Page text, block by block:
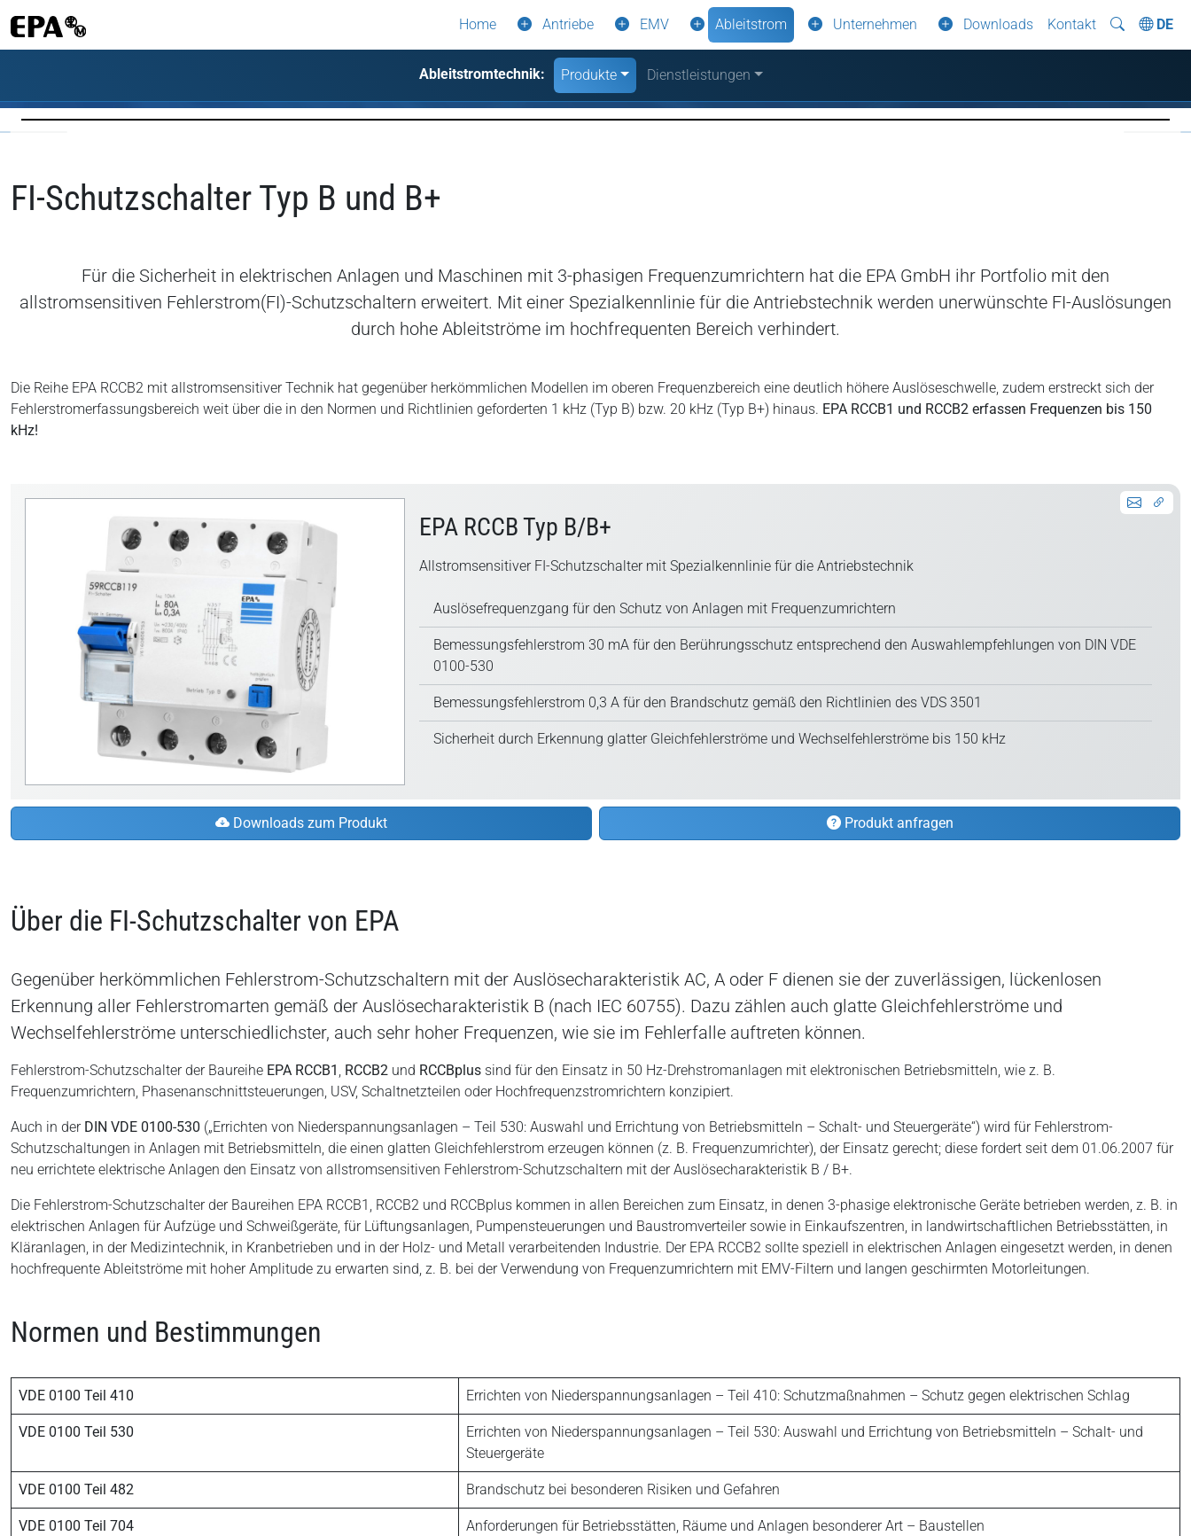
Home Antriebe EMV Ableitstrom Unternehmen Downloads Kontakt DE
Ableitstromtechnik: Produkte Dienstleistungen
FI-Schutzschalter Typ B und B+
Für die Sicherheit in elektrischen Anlagen und Maschinen mit 3-phasigen Frequenzumrichtern hat die EPA GmbH ihr Portfolio mit den
allstromsensitiven Fehlerstrom(FI)-Schutzschaltern erweitert. Mit einer Spezialkennlinie für die Antriebstechnik werden unerwünschte FI-Auslösungen
durch hohe Ableitströme im hochfrequenten Bereich verhindert.
Die Reihe EPA RCCB2 mit allstromsensitiver Technik hat gegenüber herkömmlichen Modellen im oberen Frequenzbereich eine deutlich höhere Auslöseschwelle, zudem erstreckt sich der
Fehlerstromerfassungsbereich weit über die in den Normen und Richtlinien geforderten 1 kHz (Typ B) bzw. 20 kHz (Typ B+) hinaus. EPA RCCB1 und RCCB2 erfassen Frequenzen bis 150
kHz!
EPA RCCB Typ B/B+
Allstromsensitiver FI-Schutzschalter mit Spezialkennlinie für die Antriebstechnik
Auslösefrequenzgang für den Schutz von Anlagen mit Frequenzumrichtern
Bemessungsfehlerstrom 30 mA für den Berührungsschutz entsprechend den Auswahlempfehlungen von DIN VDE
0100-530
Bemessungsfehlerstrom 0,3 A für den Brandschutz gemäß den Richtlinien des VDS 3501
Sicherheit durch Erkennung glatter Gleichfehlerströme und Wechselfehlerströme bis 150 kHz
Downloads zum Produkt Produkt anfragen
Über die FI-Schutzschalter von EPA
Gegenüber herkömmlichen Fehlerstrom-Schutzschaltern mit der Auslösecharakteristik AC, A oder F dienen sie der zuverlässigen, lückenlosen
Erkennung aller Fehlerstromarten gemäß der Auslösecharakteristik B (nach IEC 60755). Dazu zählen auch glatte Gleichfehlerströme und
Wechselfehlerströme unterschiedlichster, auch sehr hoher Frequenzen, wie sie im Fehlerfalle auftreten können.
Fehlerstrom-Schutzschalter der Baureihe EPA RCCB1 , RCCB2 und RCCBplus sind für den Einsatz in 50 Hz-Drehstromanlagen mit elektronischen Betriebsmitteln, wie z. B.
Frequenzumrichtern, Phasenanschnittsteuerungen, USV, Schaltnetzteilen oder Hochfrequenzstromrichtern konzipiert.
Auch in der DIN VDE 0100-530 („Errichten von Niederspannungsanlagen – Teil 530: Auswahl und Errichtung von Betriebsmitteln – Schalt- und Steuergeräte“) wird für Fehlerstrom-
Schutzschaltungen in Anlagen mit Betriebsmitteln, die einen glatten Gleichfehlerstrom erzeugen können (z. B. Frequenzumrichter), der Einsatz gerecht; diese fordert seit dem 01.06.2007 für
neu errichtete elektrische Anlagen den Einsatz von allstromsensitiven Fehlerstrom-Schutzschaltern mit der Auslösecharakteristik B / B+.
Die Fehlerstrom-Schutzschalter der Baureihen EPA RCCB1, RCCB2 und RCCBplus kommen in allen Bereichen zum Einsatz, in denen 3-phasige elektronische Geräte betrieben werden, z. B. in
elektrischen Anlagen für Aufzüge und Schweißgeräte, für Lüftungsanlagen, Pumpensteuerungen und Baustromverteiler sowie in Einkaufszentren, in landwirtschaftlichen Betriebsstätten, in
Kläranlagen, in der Medizintechnik, in Kranbetrieben und in der Holz- und Metall verarbeitenden Industrie. Der EPA RCCB2 sollte speziell in elektrischen Anlagen eingesetzt werden, in denen
hochfrequente Ableitströme mit hoher Amplitude zu erwarten sind, z. B. bei der Verwendung von Frequenzumrichtern mit EMV-Filtern und langen geschirmten Motorleitungen.
Normen und Bestimmungen
VDE 0100 Teil 410 Errichten von Niederspannungsanlagen – Teil 410: Schutzmaßnahmen – Schutz gegen elektrischen Schlag
VDE 0100 Teil 530
Errichten von Niederspannungsanlagen – Teil 530: Auswahl und Errichtung von Betriebsmitteln – Schalt- und
Steuergeräte
VDE 0100 Teil 482 Brandschutz bei besonderen Risiken und Gefahren
VDE 0100 Teil 704 Anforderungen für Betriebsstätten, Räume und Anlagen besonderer Art – Baustellen